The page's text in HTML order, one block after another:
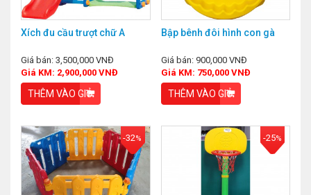
Xích đu cầu trượt chữ A
Giá bán: 3,500,000 VNĐ
Giá KM: 2,900,000 VNĐ
THÊM VÀO GIỎ
Bập bênh đôi hình con gà
Giá bán: 900,000 VNĐ
Giá KM: 750,000 VNĐ
THÊM VÀO GIỎ
-32% -25%